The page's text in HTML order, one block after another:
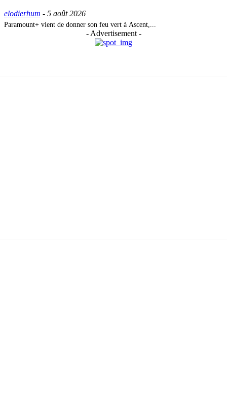
elodierhum - 5 août 2026
Paramount+ vient de donner son feu vert à Ascent,...
- Advertisement -